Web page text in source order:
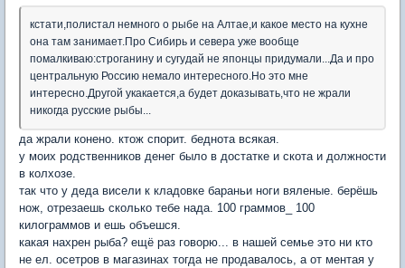
кстати,полистал немного о рыбе на Алтае,и какое место на кухне
она там занимает.Про Сибирь и севера уже вообще
помалкиваю:строганину и сугудай не японцы придумали...Да и про
центральную Россию немало интересного.Но это мне
интересно.Другой укакается,а будет доказывать,что не жрали
никогда русские рыбы...
да жрали конено. ктож спорит. беднота всякая.
у моих родственников денег было в достатке и скота и должности
в колхозе.
так что у деда висели к кладовке бараньи ноги вяленые. берёшь
нож, отрезаешь сколько тебе нада. 100 граммов_ 100
килограммов и ешь объешся.
какая нахрен рыба? ещё раз говорю... в нашей семье это ни кто
не ел. осетров в магазинах тогда не продавалось, а от ментая у